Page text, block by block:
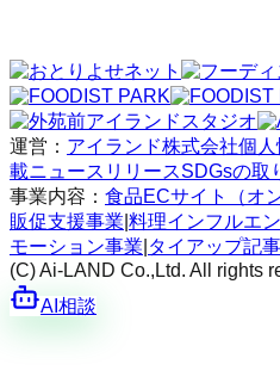
運営： アイランド株式会社個
載ニュースリリースSDGsの取
事業内容： 食品ECサイト（オ
販促支援事業 料理インフルエ
モーション事業 タイアップ記
(C) Ai-LAND Co.,Ltd. All rights
AI相談